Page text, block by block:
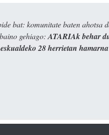
bat: komunitate baten ahotsa
gehiago: ATARIAk behar
28 herrietan